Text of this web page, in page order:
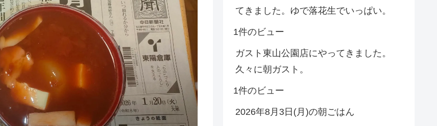
てきました。ゆで落花生でいっぱい。
1件のビュー
ガスト東山公園店にやってきました。
久々に朝ガスト。
1件のビュー
2026年8月3日(月)の朝ごはん